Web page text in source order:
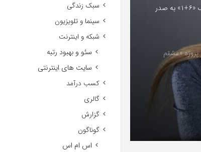
ابرو یاشار با پروژه آکوستیک «۶+۱» به صدر
پروژه «عشقم
سبک زندگی
سینما و تلویزیون
شبکه و اینترنت
سئو و بهبود رتبه
سایت های اینترنتی
کسب درآمد
گالری
گزارش
گوناگون
اس ام اس